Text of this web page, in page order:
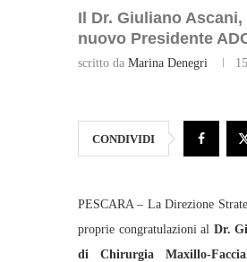
Il Dr. Giuliano
nuovo Presidente
scritto da Marina Denegri
CONDIVIDI
PESCARA – La Direzione
proprie congratulazioni al Dr.
di Chirurgia